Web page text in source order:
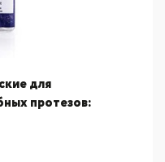
для
протезов:
пластмассы
светоо?